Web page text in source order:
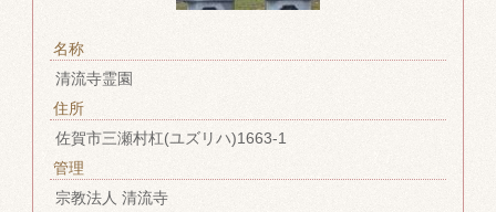
名称
清流寺霊園
住所
佐賀市三瀬村杠(ユズリハ)1663-1
管理
宗教法人 清流寺